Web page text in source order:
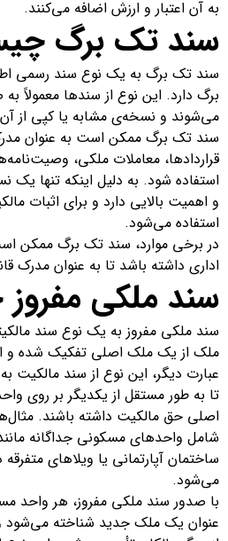
به آن اعتبار و ارزش اضافه می‌کنند.
سند تک برگ
سند تک برگ به یک نوع سند رسمی
برگ دارد. این نوع از سند‌ها معمولاً
می‌شوند و نسخه‌ی مشابه یا کپی از آن
سند تک برگ ممکن است به عنوان
قراردادها، معاملات ملکی،
استفاده شود. به دلیل اینکه تنها یک
و اهمیت بالایی دارد و برای اثبات
استفاده می‌شود.
در برخی موارد، سند تک برگ ممکن
اداری داشته باشد تا به عنوان مدرک
سند ملکی
سند ملکی مفروز به یک نوع سند
ملک از یک ملک اصلی تفکیک شده و
عبارت دیگر، این نوع از سند مالکیت
تا به طور مستقل از یکدیگر بر روی
اصلی حق مالکیت داشته باشند.
شامل واحدهای مسکونی جداگانه
ساختمان آپارتمانی یا ویلاهای
می‌شود.
با صدور سند ملکی مفروز، هر واحد
عنوان یک ملک جدید شناخته می‌شود